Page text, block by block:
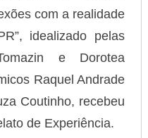
com a realidade
idealizado pelas
e Dorotea
Raquel Andrade
Coutinho, recebeu
de Experiência.